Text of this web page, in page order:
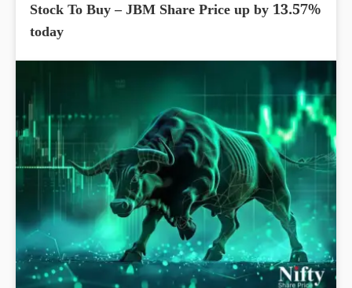
Stock To Buy – JBM Share Price up by 13.57%
today